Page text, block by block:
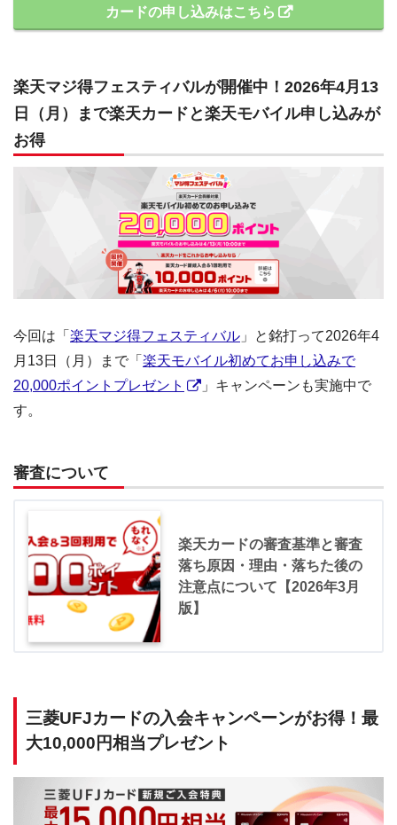
カードの申し込みはこちら
楽天マジ得フェスティバルが開催中！2026年4月13
日（月）まで楽天カードと楽天モバイル申し込みが
お得
今回は「 楽天マジ得フェスティバル 」と銘打って2026年4
月13日（月）まで「 楽天モバイル初めてお申し込みで
20,000ポイントプレゼント
」キャンペーンも実施中で
す。
審査について
楽天カードの審査基準と審査
落ち原因・理由・落ちた後の
注意点について【2026年3月
版】
三菱UFJカードの入会キャンペーンがお得！最
大10,000円相当プレゼント